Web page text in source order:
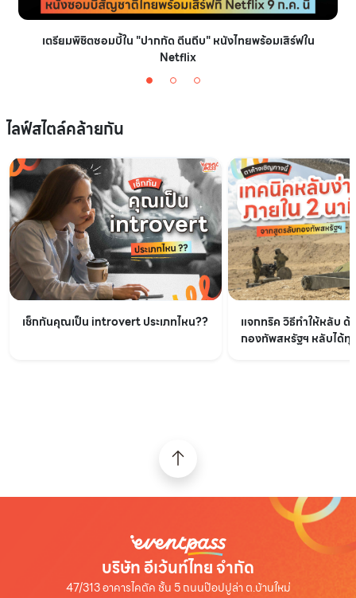
เตรียมพิชิตซอมบี้ใน "ปากกัด ตีนถีบ" หนังไทยพร้อมเสิร์ฟใน
Netflix
ไลฟ์สไตล์คล้ายกัน
เช็กกันคุณเป็น introvert ประเภทไหน??
แจกทริค วิธีทำให้หลับ
กองทัพสหรัฐฯ หลับได้ทุ
บริษัท อีเว้นท์ไทย จำกัด
47/313 อาคารไคตัค ชั้น 5 ถนนป๊อปปูล่า ต.บ้านใหม่